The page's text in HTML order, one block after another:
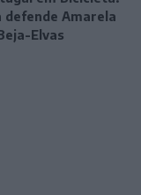
defende Amarela
Elvas